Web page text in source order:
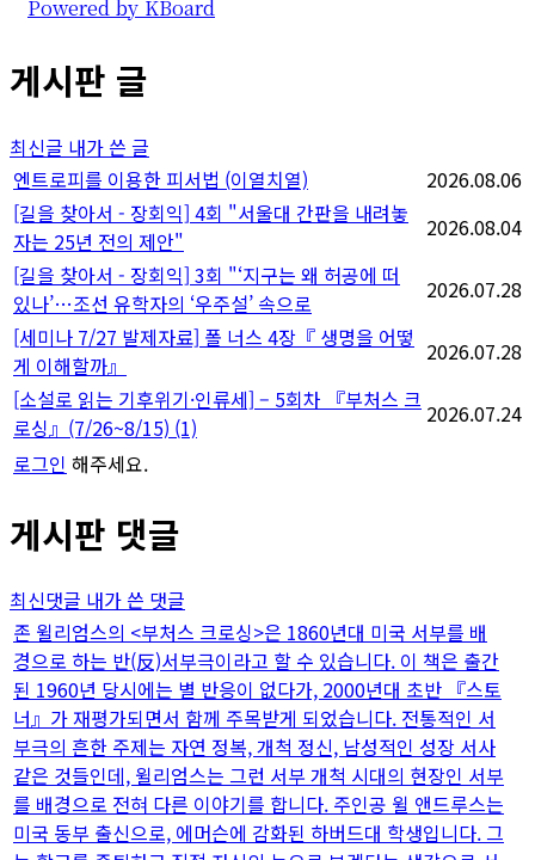
Powered by KBoard
게시판 글
최신글 내가 쓴 글
엔트로피를 이용한 피서법 (이열치열)
2026.08.06
[길을 찾아서 - 장회익] 4회 "서울대 간판을 내려놓
자는 25년 전의 제안"
2026.08.04
[길을 찾아서 - 장회익] 3회 "‘지구는 왜 허공에 떠
있나’…조선 유학자의 ‘우주설’ 속으로
2026.07.28
[세미나 7/27 발제자료] 폴 너스 4장『 생명을 어떻
게 이해할까』
2026.07.28
[소설로 읽는 기후위기·인류세] – 5회차 『부처스 크
로싱』(7/26~8/15) (1)
2026.07.24
로그인 해주세요.
게시판 댓글
최신댓글 내가 쓴 댓글
존 윌리엄스의 <부처스 크로싱>은 1860년대 미국 서부를 배
경으로 하는 반(反)서부극이라고 할 수 있습니다. 이 책은 출간
된 1960년 당시에는 별 반응이 없다가, 2000년대 초반 『스토
너』가 재평가되면서 함께 주목받게 되었습니다. 전통적인 서
부극의 흔한 주제는 자연 정복, 개척 정신, 남성적인 성장 서사
같은 것들인데, 윌리엄스는 그런 서부 개척 시대의 현장인 서부
를 배경으로 전혀 다른 이야기를 합니다. 주인공 윌 앤드루스는
미국 동부 출신으로, 에머슨에 감화된 하버드대 학생입니다. 그